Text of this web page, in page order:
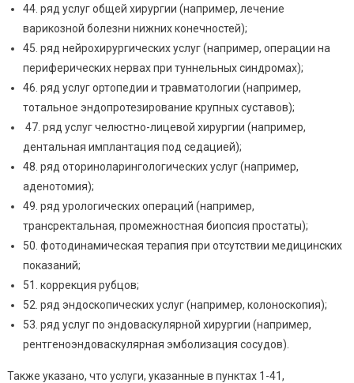
44. ряд услуг общей хирургии (например, лечение
варикозной болезни нижних конечностей);
45. ряд нейрохирургических услуг (например, операции на
периферических нервах при туннельных синдромах);
46. ряд услуг ортопедии и травматологии (например,
тотальное эндопротезирование крупных суставов);
47. ряд услуг челюстно-лицевой хирургии (например,
дентальная имплантация под седацией);
48. ряд оториноларингологических услуг (например,
аденотомия);
49. ряд урологических операций (например,
трансректальная, промежностная биопсия простаты);
50. фотодинамическая терапия при отсутствии медицинских
показаний;
51. коррекция рубцов;
52. ряд эндоскопических услуг (например, колоноскопия);
53. ряд услуг по эндоваскулярной хирургии (например,
рентгеноэндоваскулярная эмболизация сосудов).
Также указано, что услуги, указанные в пунктах 1-41,